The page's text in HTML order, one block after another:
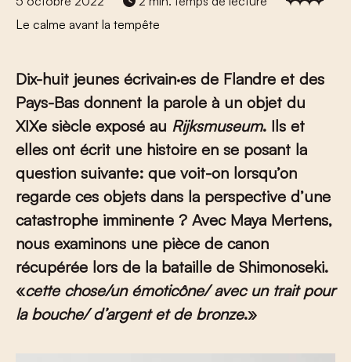
Le calme avant la tempête
Dix-huit jeunes écrivain·es de Flandre et des
Pays-Bas donnent la parole à un objet du
XIXe siècle exposé au Rijksmuseum. Ils et
elles ont écrit une histoire en se posant la
question suivante: que voit-on lorsqu’on
regarde ces objets dans la perspective d’une
catastrophe imminente ? Avec Maya Mertens,
nous examinons une pièce de canon
récupérée lors de la bataille de Shimonoseki.
«cette chose/un émoticône/ avec un trait pour
la bouche/ d’argent et de bronze.»